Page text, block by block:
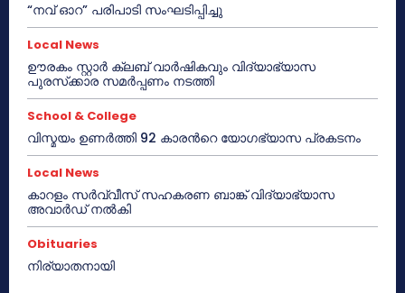
“നവ് ഓറ” പരിപാടി സംഘടിപ്പിച്ചു
Local News
ഊരകം സ്റ്റാർ ക്ലബ് വാർഷികവും വിദ്യാഭ്യാസ
പുരസ്‌ക്കാര സമർപ്പണം നടത്തി
School & College
വിസ്മയം ഉണർത്തി 92 കാരൻറെ യോഗഭ്യാസ പ്രകടനം
Local News
കാറളം സർവ്വീസ് സഹകരണ ബാങ്ക് വിദ്യാഭ്യാസ
അവാർഡ് നൽകി
Obituaries
നിര്യാതനായി